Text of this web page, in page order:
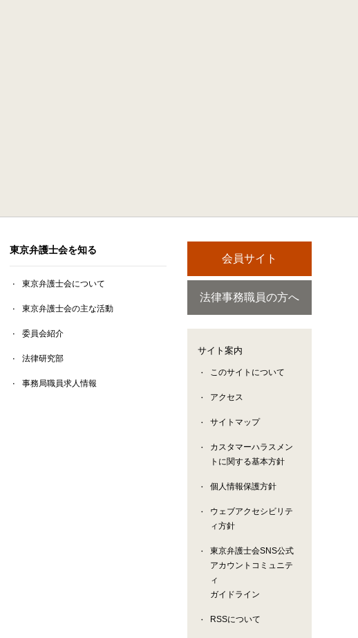
東京弁護士会を知る
東京弁護士会について
東京弁護士会の主な活動
委員会紹介
法律研究部
事務局職員求人情報
会員サイト
法律事務職員の方へ
サイト案内
このサイトについて
アクセス
サイトマップ
カスタマーハラスメン
トに関する基本方針
個人情報保護方針
ウェブアクセシビリテ
ィ方針
東京弁護士会SNS公式
アカウントコミュニテ
ィ
ガイドライン
RSSについて